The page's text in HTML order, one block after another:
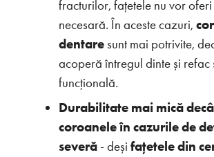
fracturilor, fațetele nu vor
necesară. În aceste cazuri,
dentaresunt mai potrivite,
acoperă întregul dinte și refac
funcțională.
Durabilitate mai mică
coroanele în cazurile de
severă- deși fațetele din